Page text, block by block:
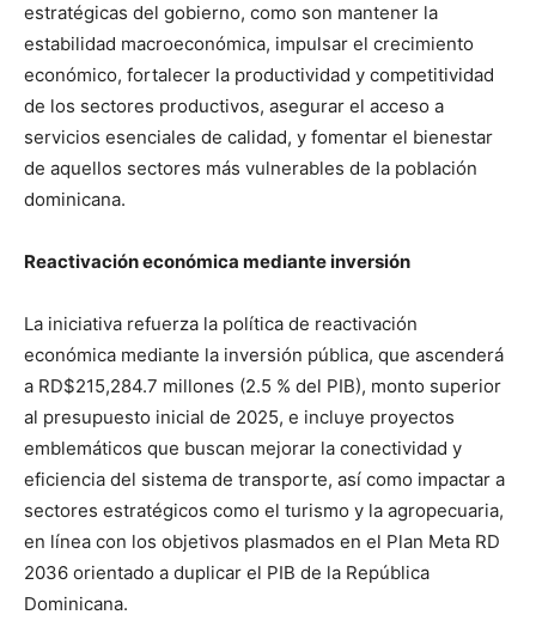
estratégicas del gobierno, como son mantener la
estabilidad macroeconómica, impulsar el crecimiento
económico, fortalecer la productividad y competitividad
de los sectores productivos, asegurar el acceso a
servicios esenciales de calidad, y fomentar el bienestar
de aquellos sectores más vulnerables de la población
dominicana.
Reactivación económica mediante inversión
La iniciativa refuerza la política de reactivación
económica mediante la inversión pública, que ascenderá
a RD$215,284.7 millones (2.5 % del PIB), monto superior
al presupuesto inicial de 2025, e incluye proyectos
emblemáticos que buscan mejorar la conectividad y
eficiencia del sistema de transporte, así como impactar a
sectores estratégicos como el turismo y la agropecuaria,
en línea con los objetivos plasmados en el Plan Meta RD
2036 orientado a duplicar el PIB de la República
Dominicana.